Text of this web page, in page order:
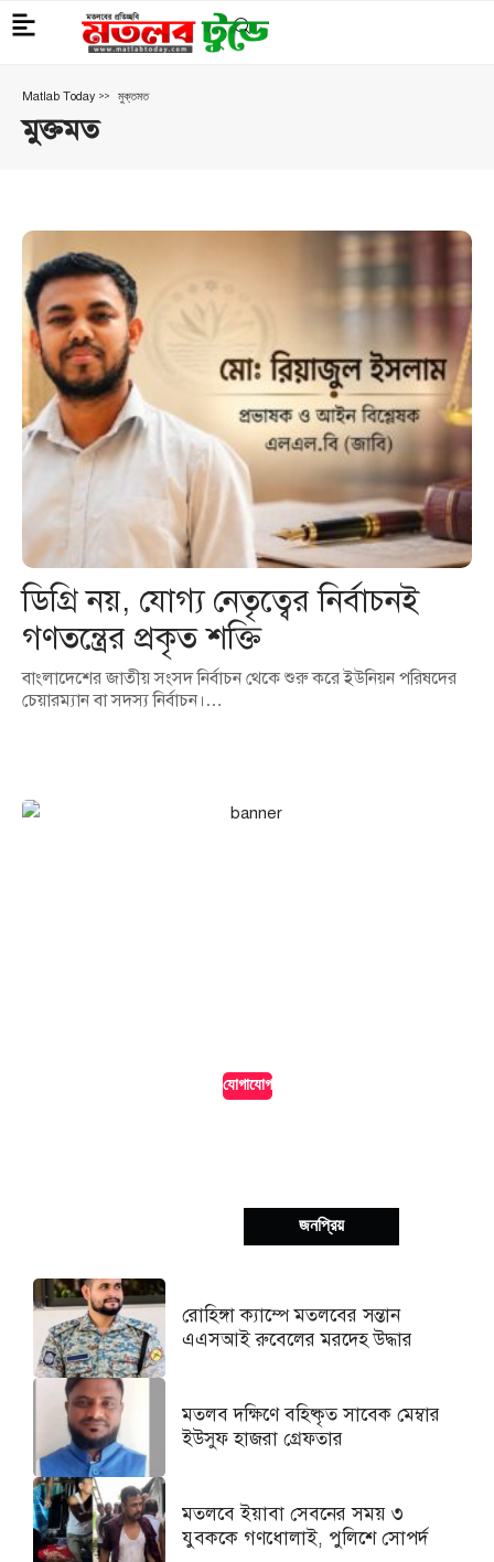
Matlab Today > মুক্তমত
মুক্তমত
ডিগ্রি নয়, যোগ্য নেতৃত্বের নির্বাচনই
গণতন্ত্রের প্রকৃত শক্তি
বাংলাদেশের জাতীয় সংসদ নির্বাচন থেকে শুরু করে ইউনিয়ন পরিষদের
চেয়ারম্যান বা সদস্য নির্বাচন।…
যোগাযোগ
জনপ্রিয়
রোহিঙ্গা ক্যাম্পে মতলবের সন্তান
এএসআই রুবেলের মরদেহ উদ্ধার
মতলব দক্ষিণে বহিষ্কৃত সাবেক মেম্বার
ইউসুফ হাজরা গ্রেফতার
মতলবে ইয়াবা সেবনের সময় ৩
যুবককে গণধোলাই, পুলিশে সোপর্দ